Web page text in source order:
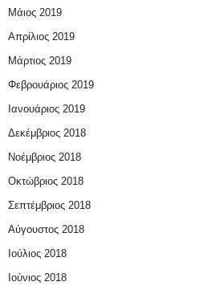
Μάιος 2019
Απρίλιος 2019
Μάρτιος 2019
Φεβρουάριος 2019
Ιανουάριος 2019
Δεκέμβριος 2018
Νοέμβριος 2018
Οκτώβριος 2018
Σεπτέμβριος 2018
Αύγουστος 2018
Ιούλιος 2018
Ιούνιος 2018